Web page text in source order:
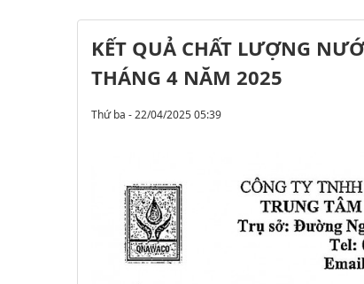
KẾT QUẢ CHẤT LƯỢNG
THÁNG 4 NĂM 2025
Thứ ba - 22/04/2025 05:39